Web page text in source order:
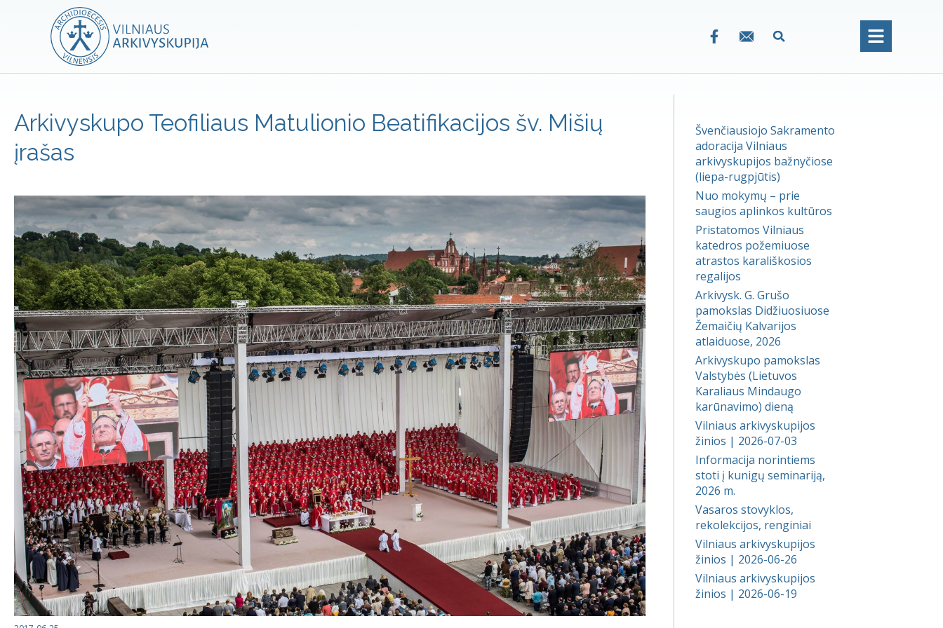
Arkivyskupo Teofiliaus Matulionio Beatifikacijos šv. Mišių
įrašas
Švenčiausiojo Sakramento
adoracija Vilniaus
arkivyskupijos bažnyčiose
(liepa-rugpjūtis)
Nuo mokymų – prie
saugios aplinkos kultūros
Pristatomos Vilniaus
katedros požemiuose
atrastos karališkosios
regalijos
Arkivysk. G. Grušo
pamokslas Didžiuosiuose
Žemaičių Kalvarijos
atlaiduose, 2026
Arkivyskupo pamokslas
Valstybės (Lietuvos
Karaliaus Mindaugo
karūnavimo) dieną
Vilniaus arkivyskupijos
žinios | 2026-07-03
Informacija norintiems
stoti į kunigų seminariją,
2026 m.
Vasaros stovyklos,
rekolekcijos, renginiai
Vilniaus arkivyskupijos
žinios | 2026-06-26
Vilniaus arkivyskupijos
žinios | 2026-06-19